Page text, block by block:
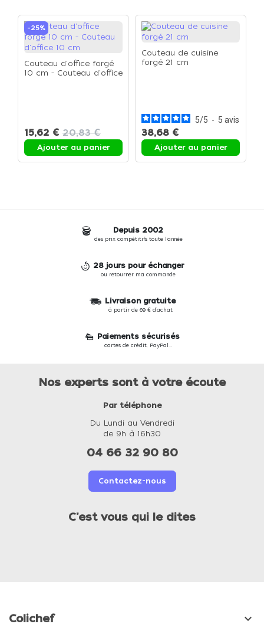
-25%
Couteau d'office forgé
10 cm - Couteau d'office
15,62 € 20,83 €
Ajouter au panier
Couteau de cuisine
forgé 21 cm
5/5 - 5 avis
38,68 €
Ajouter au panier
Depuis 2002
des prix compétitifs toute l'année
28 jours pour échanger
ou retourner ma commande
Livraison gratuite
à partir de 69 € d'achat
Paiements sécurisés
cartes de crédit, PayPal...
Nos experts sont à votre écoute
Par téléphone
Du Lundi au Vendredi
de 9h à 16h30
04 66 32 90 80
Contactez-nous
C'est vous qui le dites
Colichef 